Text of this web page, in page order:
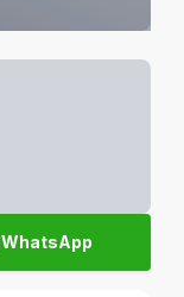
WhatsApp